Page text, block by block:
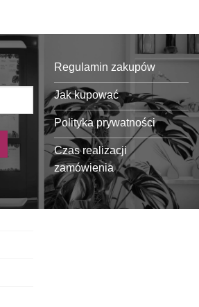
Regulamin zakupów
Jak kupować
Polityka prywatności
Czas realizacji
zamówienia